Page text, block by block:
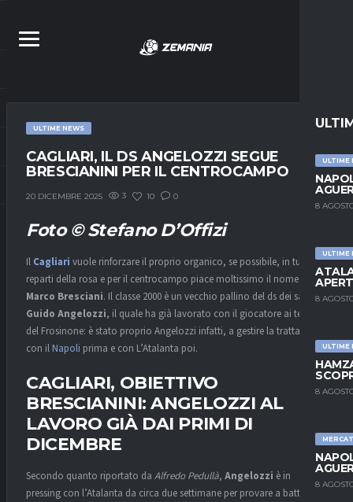
ULTIME
8
ULTIME
8
ULTIME
8
8
ULTIME NEWS
CAGLIARI, IL DS ANGELOZZI SEGUE
BRESCIANINI PER IL CENTROCAMPO
20 DICEMBRE 2025 3 10 0
Foto © Stefano D’Offizi
Il Cagliari vuole rinforzare il proprio organico, se possibile, in tutti i
reparti della rosa e per il centrocampo piace moltissimo il nome di
Marco Bresciani. Il classe 2000 è un vecchio pallino del ds dei sardi
Guido Angelozzi, il quale ha già lavorato con il giocatore ai tempi
del Frosinone: è stato proprio Angelozzi infatti, a gestire la trattativa
con il Napoli prima e con L’Atalanta poi.
CAGLIARI, OBIETTIVO
BRESCIANINI: ANGELOZZI AL
LAVORO GIÀ DAI PRIMI DI
DICEMBRE
Secondo quanto riportato da Alfredo Pedullà, Angelozzi è in
pressing con l’Atalanta da circa due settimane per provare a battere sul